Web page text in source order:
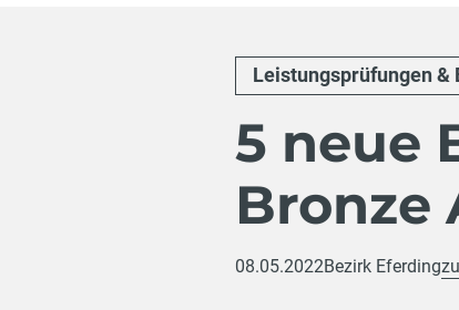
Leistungsprüfungen &
5 neue
Bronze
08.05.2022Bezirk Eferding